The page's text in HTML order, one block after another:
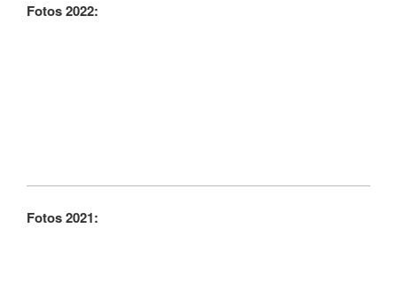
Fotos 2022:
Fotos 2021: